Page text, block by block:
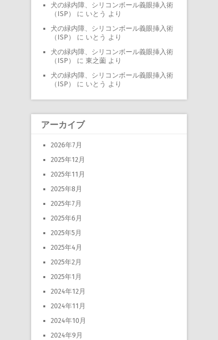
犬の緑内障、シリコンボール義眼挿入術
（ISP）
に いとう より
犬の緑内障、シリコンボール義眼挿入術
（ISP）
に いとう より
犬の緑内障、シリコンボール義眼挿入術
（ISP）
に 東之薗 より
犬の緑内障、シリコンボール義眼挿入術
（ISP）
に いとう より
アーカイブ
2026年7月
2025年12月
2025年11月
2025年8月
2025年7月
2025年6月
2025年5月
2025年4月
2025年2月
2025年1月
2024年12月
2024年11月
2024年10月
2024年9月